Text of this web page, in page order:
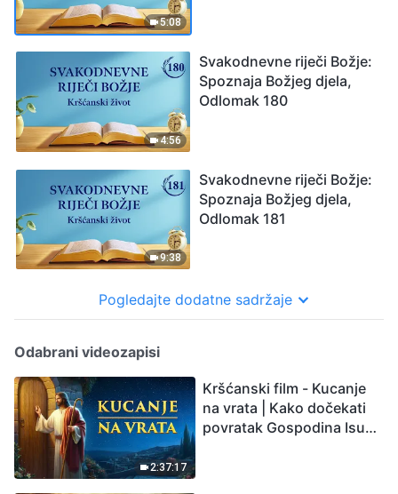
5:08
4:56
Svakodnevne riječi Božje:
Spoznaja Božjeg djela,
Odlomak 180
9:38
Svakodnevne riječi Božje:
Spoznaja Božjeg djela,
Odlomak 181
Pogledajte dodatne sadržaje
Odabrani videozapisi
2:37:17
Kršćanski film - Kucanje
na vrata | Kako dočekati
povratak Gospodina Isusa